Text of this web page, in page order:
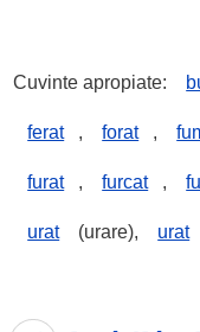
Cuvinte apropiate:
ferat , forat ,
furat , furcat ,
urat (urare), urat